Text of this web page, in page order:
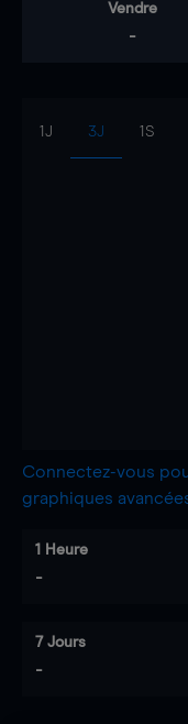
Vendre
-
1J 3J 1S
Connectez-vous
graphiques
1 Heure
-
7 Jours
-